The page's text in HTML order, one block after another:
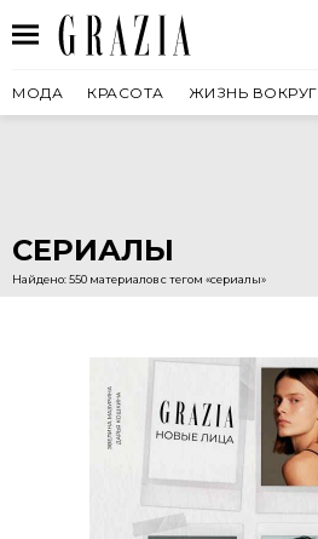
МОДА КРАСОТА ЖИЗНЬ ВОКРУГ
СЕРИАЛЫ
Найдено: 550 материалов с тегом «сериалы»